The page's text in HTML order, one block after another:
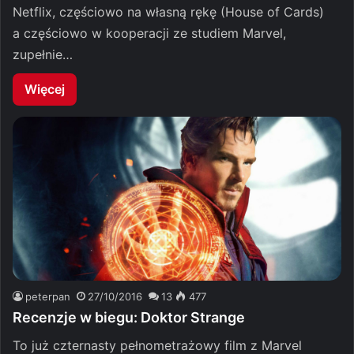
Netflix, częściowo na własną rękę (House of Cards)
a częściowo w kooperacji ze studiem Marvel,
zupełnie…
Więcej
peterpan 27/10/2016 13 477
Recenzje w biegu: Doktor Strange
To już czternasty pełnometrażowy film z Marvel